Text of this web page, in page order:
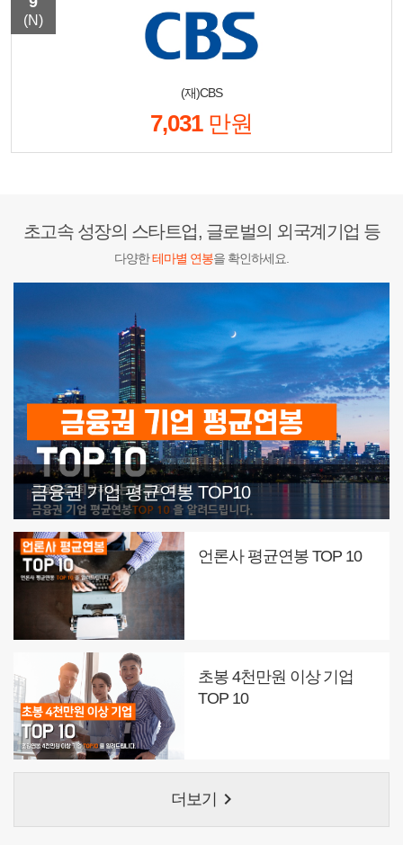
(재)CBS
7,031만원
(N)
초고속 성장의 스타트업, 글로벌의 외국계기업 등
다양한테마별 연봉을 확인하세요.
금융권 기업 평균연봉 TOP10
언론사 평균연봉 TOP 10
초봉 4천만원 이상 기업
TOP 10
더보기 keyboard_arrow_right